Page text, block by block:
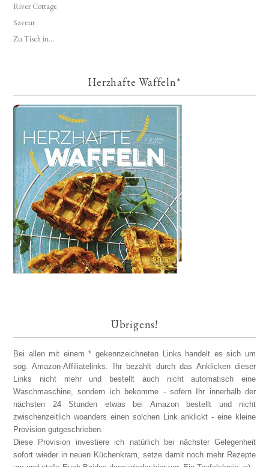
River Cottage
Saveur
Zu Tisch in...
Herzhafte Waffeln*
Übrigens!
Bei allen mit einem * gekennzeichneten Links handelt es sich um
sog. Amazon-Affiliatelinks. Ihr bezahlt durch das Anklicken dieser
Links nicht mehr und bestellt auch nicht automatisch eine
Waschmaschine, sondern ich bekomme - sofern Ihr innerhalb der
nächsten 24 Stunden etwas bei Amazon bestellt und nicht
zwischenzeitlich woanders einen solchen Link anklickt - eine kleine
Provision gutgeschrieben.
Diese Provision investiere ich natürlich bei nächster Gelegenheit
sofort wieder in neuen Küchenkram, setze damit noch mehr Rezepte